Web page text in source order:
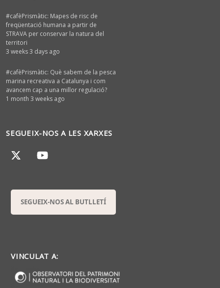
#cafèPrismàtic: Mapes de risc de
freqüentació humana a partir de
STRAVA per conservar la natura del
territori
3 weeks 3 days ago
#cafèPrismàtic: Què sabem de la pesca
marina recreativa a Catalunya i com
avancem cap a una millor regulació?
1 month 3 weeks ago
SEGUEIX-NOS A LES XARXES
SEGUEIX-NOS AL BUTLLETÍ
VINCULAT A: